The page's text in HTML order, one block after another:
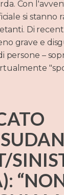
Con
si stanno
Di
grave e
persone –